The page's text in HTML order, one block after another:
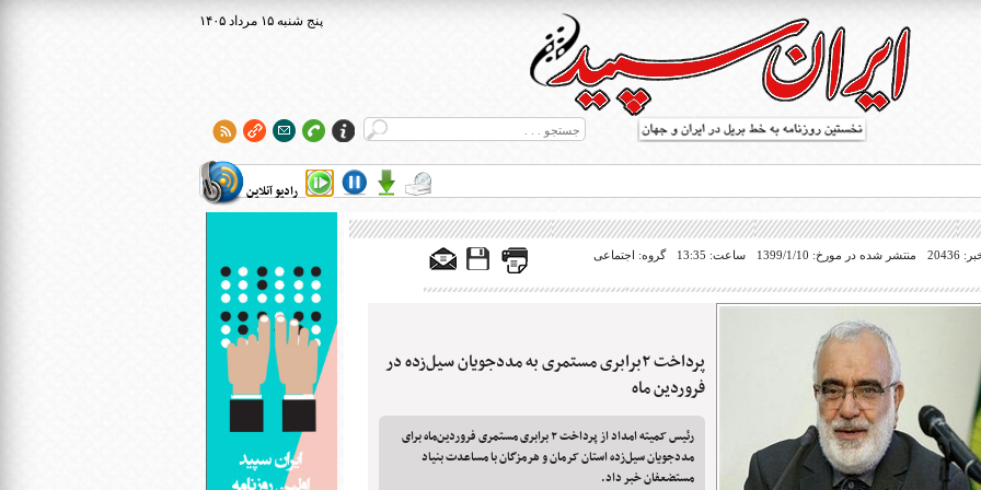
۱۴۰۵ پنج شنبه ۱۵ مرداد
رادیو آنلاین
بریل در جهان
منتشر شده در مورخ: 1399/1/10 ساعت: 13:35 گروه: اجتماعی
پرداخت ۲برابری مستمری به مددجویان سیل‌زده در
فروردین ماه
رئیس کمیته امداد از پرداخت ۲ برابری مستمری فروردین‌ماه برای
مددجویان سیل‌زده استان کرمان و هرمزگان با مساعدت بنیاد
مستضعفان خبر داد.